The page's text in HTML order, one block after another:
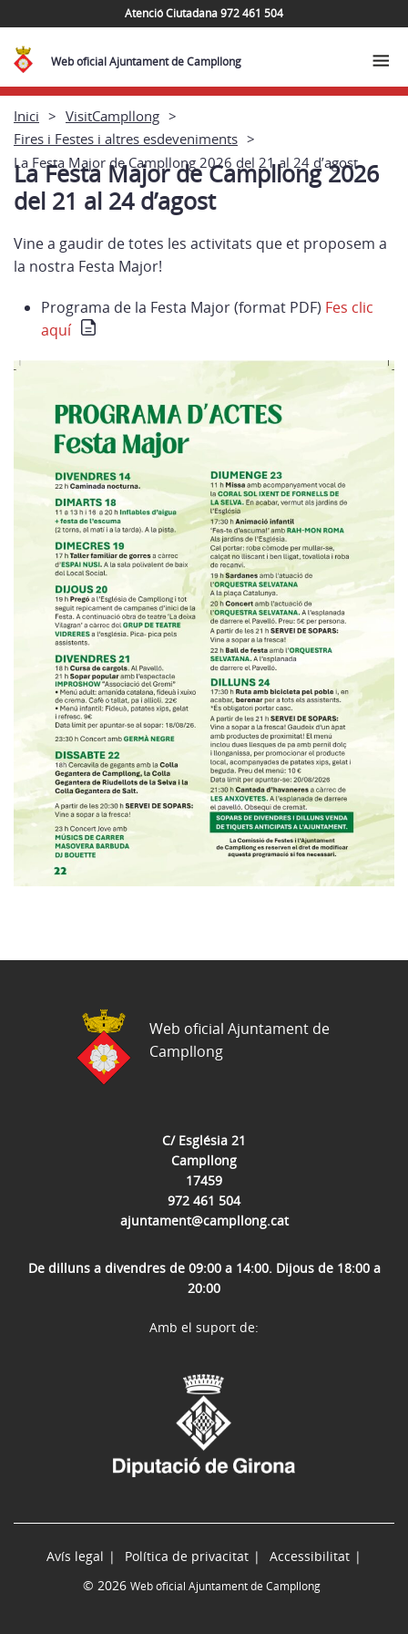
Atenció Ciutadana 972 461 504
Web oficial Ajuntament de Campllong
Inici
VisitCampllong
Fires i Festes i altres esdeveniments
La Festa Major de Campllong 2026 del 21 al 24 d’agost
La Festa Major de Campllong 2026
del 21 al 24 d’agost
Vine a gaudir de totes les activitats que et proposem a
la nostra Festa Major!
Programa de la Festa Major (format PDF) Fes clic
aquí
C/ Església 21
Campllong
17459
972 461 504
ajuntament@campllong.cat
De dilluns a divendres de 09:00 a 14:00. Dijous de 18:00 a
20:00
Web oficial Ajuntament de
Campllong
Avís legal Política de privacitat
Accessibilitat
© 2026 Web oficial Ajuntament de Campllong
Amb el suport de: